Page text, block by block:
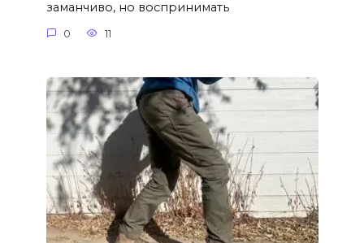
заманчиво, но воспринимать
0 11